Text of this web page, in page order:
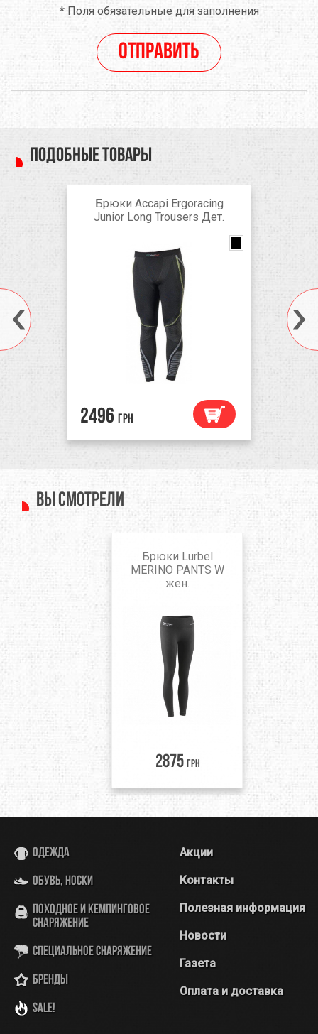
*Поля обязательные для заполнения
Отправить
Подобные товары
Брюки Accapi Ergoracing
Junior Long Trousers Дет.
2496 грн
black/anthracite
Anthracite
Вы смотрели
Брюки Lurbel
MERINO PANTS W
жен.
2875 грн
Одежда
Обувь, носки
Походное и кемпинговое
снаряжение
Специальное снаряжение
Бренды
SALE!
Акции
Контакты
Полезная информация
Новости
Газета
Оплата и доставка